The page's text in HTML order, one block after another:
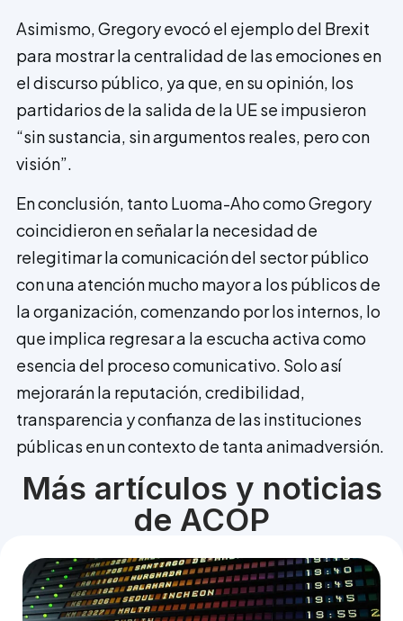
Asimismo, Gregory evocó el ejemplo del Brexit
para mostrar la centralidad de las emociones en
el discurso público, ya que, en su opinión, los
partidarios de la salida de la UE se impusieron
“sin sustancia, sin argumentos reales, pero con
visión”.
En conclusión, tanto Luoma-Aho como Gregory
coincidieron en señalar la necesidad de
relegitimar la comunicación del sector público
con una atención mucho mayor a los públicos de
la organización, comenzando por los internos, lo
que implica regresar a la escucha activa como
esencia del proceso comunicativo. Solo así
mejorarán la reputación, credibilidad,
transparencia y confianza de las instituciones
públicas en un contexto de tanta animadversión.
Más artículos y noticias
de ACOP